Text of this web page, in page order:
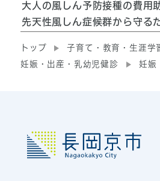
大人の風しん予防接種の費
先天性風しん症候群から守る
トップ
子育て・教育・生涯学
妊娠・出産・乳幼児健診
妊娠